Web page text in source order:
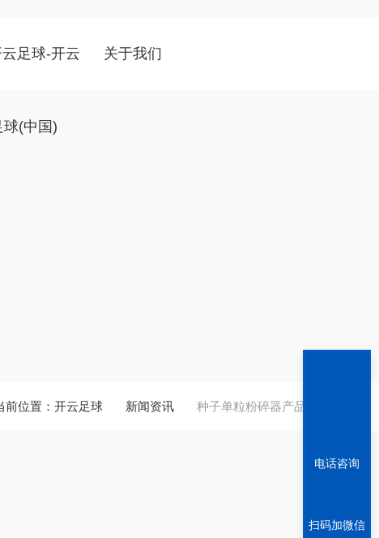
足球-开云
球(中国)
关于我们
前位置： 开云足球 新闻资讯 种子单粒粉碎器产品简介
电话咨询
扫码加微信